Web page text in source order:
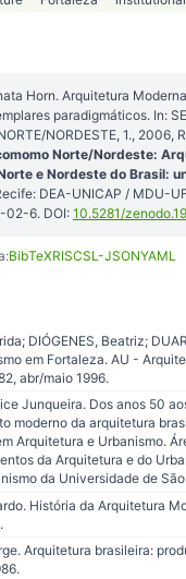
Horn. Arquitetura
paradigmáticos. In:
NORDESTE, 1., 2006,
Norte/Nordeste:
e Nordeste do Brasil:
DEA-UNICAP / MDU-
02-6. DOI: 10.5281/
BibTeXRISCSL-JSONYAML
DIÓGENES, Beatriz;
em Fortaleza. AU -
abr/maio 1996.
Junqueira. Dos anos 50
moderno da arquitetura
Arquitetura e Urbanismo.
da Arquitetura e do
da Universidade de
História da Arquitetura
Arquitetura brasileira: